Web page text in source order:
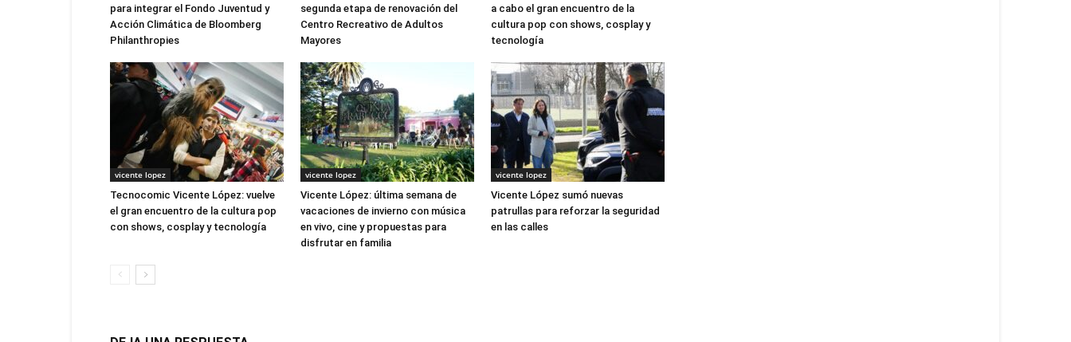
para integrar el Fondo Juventud y
Acción Climática de Bloomberg
Philanthropies
segunda etapa de renovación del
Centro Recreativo de Adultos
Mayores
a cabo el gran encuentro de la
cultura pop con shows, cosplay y
tecnología
vicente lopez
Tecnocomic Vicente López: vuelve
el gran encuentro de la cultura pop
con shows, cosplay y tecnología
vicente lopez
Vicente López: última semana de
vacaciones de invierno con música
en vivo, cine y propuestas para
disfrutar en familia
vicente lopez
Vicente López sumó nuevas
patrullas para reforzar la seguridad
en las calles